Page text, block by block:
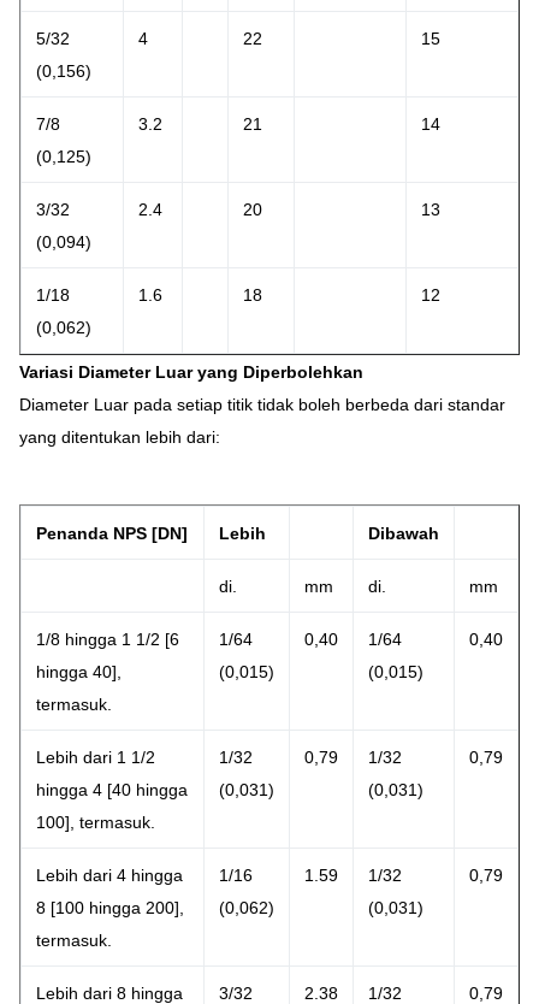
5/32
(0,156)
4 22 15
7/8
(0,125)
3.2 21 14
3/32
(0,094)
2.4 20 13
1/18
(0,062)
1.6 18 12
Variasi Diameter Luar yang Diperbolehkan
Diameter Luar pada setiap titik tidak boleh berbeda dari standar
yang ditentukan lebih dari:
Penanda NPS [DN] Lebih Dibawah
di. mm di. mm
1/8 hingga 1 1/2 [6
hingga 40],
termasuk.
1/64
(0,015)
0,40
1/64
(0,015)
0,40
Lebih dari 1 1/2
hingga 4 [40 hingga
100], termasuk.
1/32
(0,031)
0,79
1/32
(0,031)
0,79
Lebih dari 4 hingga
8 [100 hingga 200],
termasuk.
1/16
(0,062)
1.59
1/32
(0,031)
0,79
Lebih dari 8 hingga
3/32
2.38
1/32
0,79